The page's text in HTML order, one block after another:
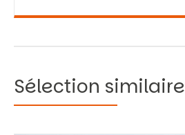
Sélection similaire